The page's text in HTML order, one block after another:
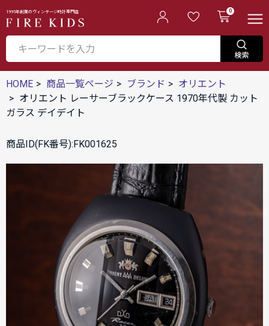
1995年創業のヴィンテージ時計専門店 0
HOME 商品一覧ページ ブランド
オリエント
オリエント レーサーブラックケース 1970年代製 カット
ガラス デイデイト
商品ID(FK番号):FK001625